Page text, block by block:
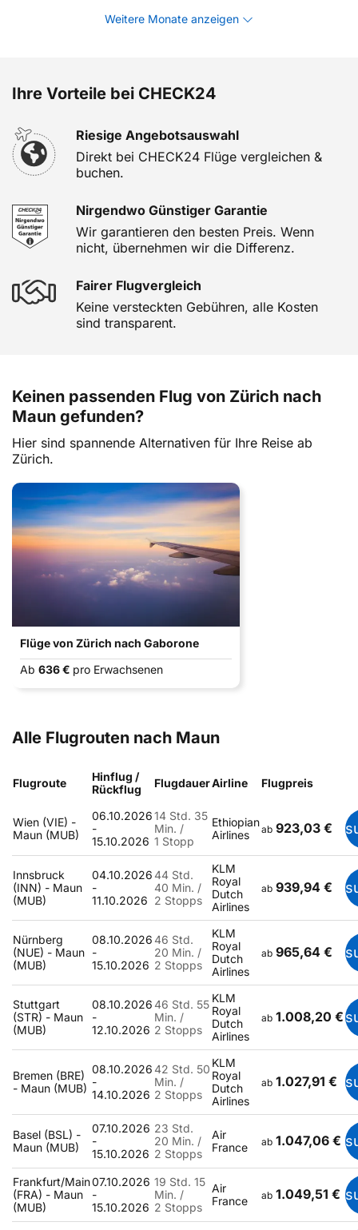
Weitere Monate anzeigen
Ihre Vorteile bei CHECK24
Riesige Angebotsauswahl
Direkt bei CHECK24 Flüge vergleichen &
buchen.
Nirgendwo Günstiger Garantie
Wir garantieren den besten Preis. Wenn
nicht, übernehmen wir die Differenz.
Fairer Flugvergleich
Keine versteckten Gebühren, alle Kosten
sind transparent.
Keinen passenden Flug von Zürich nach
Maun gefunden?
Hier sind spannende Alternativen für Ihre Reise ab
Zürich.
Flüge von Zürich nach Gaborone
Ab 636 € pro Erwachsenen
Alle Flugrouten nach Maun
Flugroute
Hinflug /
Rückflug
FlugdauerAirline Flugpreis
Wien (VIE) -
Maun (MUB)
06.10.2026
-
15.10.2026
14 Std. 35
Min. /
1 Stopp
Ethiopian
Airlines
ab 923,03 €
Innsbruck
(INN) - Maun
(MUB)
04.10.2026
-
11.10.2026
44 Std.
40 Min. /
2 Stopps
KLM
Royal
Dutch
Airlines
ab 939,94 €
Nürnberg
(NUE) - Maun
(MUB)
08.10.2026
-
15.10.2026
46 Std.
20 Min. /
2 Stopps
KLM
Royal
Dutch
Airlines
ab 965,64 €
Stuttgart
(STR) - Maun
(MUB)
08.10.2026
-
12.10.2026
46 Std. 55
Min. /
2 Stopps
KLM
Royal
Dutch
Airlines
ab 1.008,20 €
Bremen (BRE)
- Maun (MUB)
08.10.2026
-
14.10.2026
42 Std. 50
Min. /
2 Stopps
KLM
Royal
Dutch
Airlines
ab 1.027,91 €
Basel (BSL) -
Maun (MUB)
07.10.2026
-
15.10.2026
23 Std.
20 Min. /
2 Stopps
Air
France
ab 1.047,06 €
Frankfurt/Main
(FRA) - Maun
(MUB)
07.10.2026
-
15.10.2026
19 Std. 15
Min. /
2 Stopps
Air
France
ab 1.049,51 €